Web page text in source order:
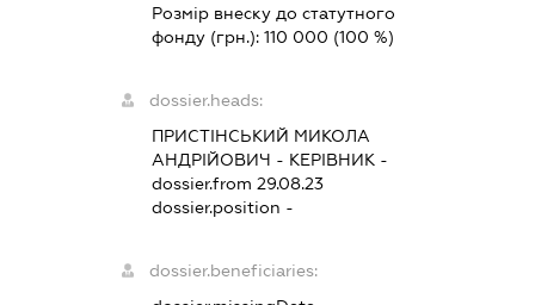
Розмір внеску до статутного
фонду (грн.):110 000 (100 %)
dossier.heads:
ПРИСТІНСЬКИЙ МИКОЛА
АНДРІЙОВИЧ - КЕРІВНИК -
dossier.from 29.08.23
dossier.position -
dossier.beneficiaries: